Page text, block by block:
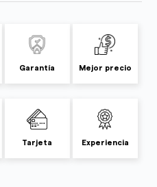
Garantía Mejor precio
Tarjeta Experiencia